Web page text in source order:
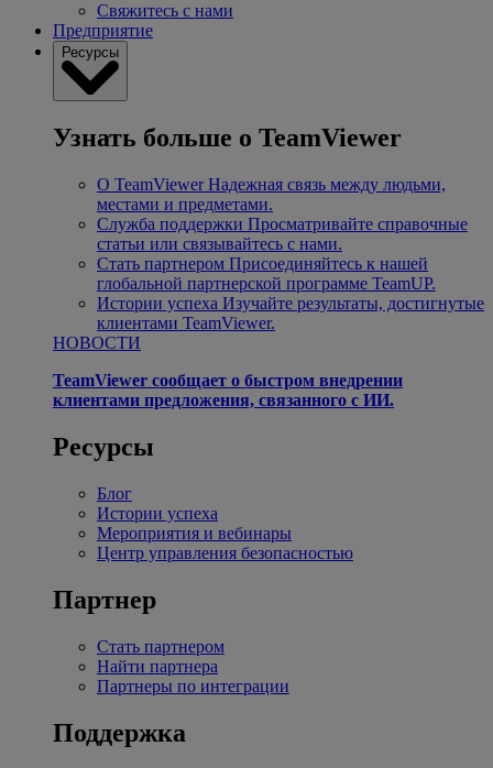
Свяжитесь с нами
Предприятие
Ресурсы
Узнать больше о TeamViewer
О TeamViewer Надежная связь между людьми,
местами и предметами.
Служба поддержки Просматривайте справочные
статьи или связывайтесь с нами.
Стать партнером Присоединяйтесь к нашей
глобальной партнерской программе TeamUP.
Истории успеха Изучайте результаты, достигнутые
клиентами TeamViewer.
НОВОСТИ
TeamViewer сообщает о быстром внедрении
клиентами предложения, связанного с ИИ.
Ресурсы
Блог
Истории успеха
Мероприятия и вебинары
Центр управления безопасностью
Партнер
Стать партнером
Найти партнера
Партнеры по интеграции
Поддержка